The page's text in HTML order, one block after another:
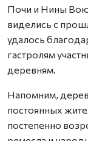
Почи и Нины
виделись с
удалось
гастролям
деревням.
Напомним,
постоянных
постепенно